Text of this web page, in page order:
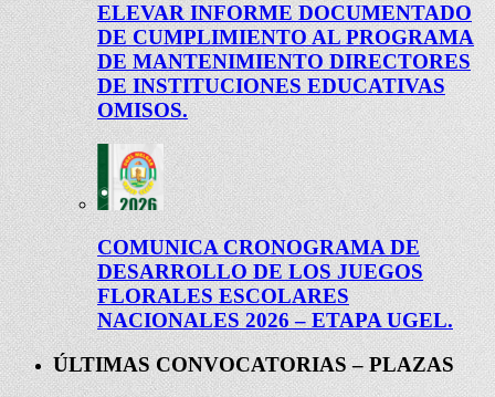
ELEVAR INFORME DOCUMENTADO
DE CUMPLIMIENTO AL PROGRAMA
DE MANTENIMIENTO DIRECTORES
DE INSTITUCIONES EDUCATIVAS
OMISOS.
COMUNICA CRONOGRAMA DE
DESARROLLO DE LOS JUEGOS
FLORALES ESCOLARES
NACIONALES 2026 – ETAPA UGEL.
ÚLTIMAS CONVOCATORIAS – PLAZAS